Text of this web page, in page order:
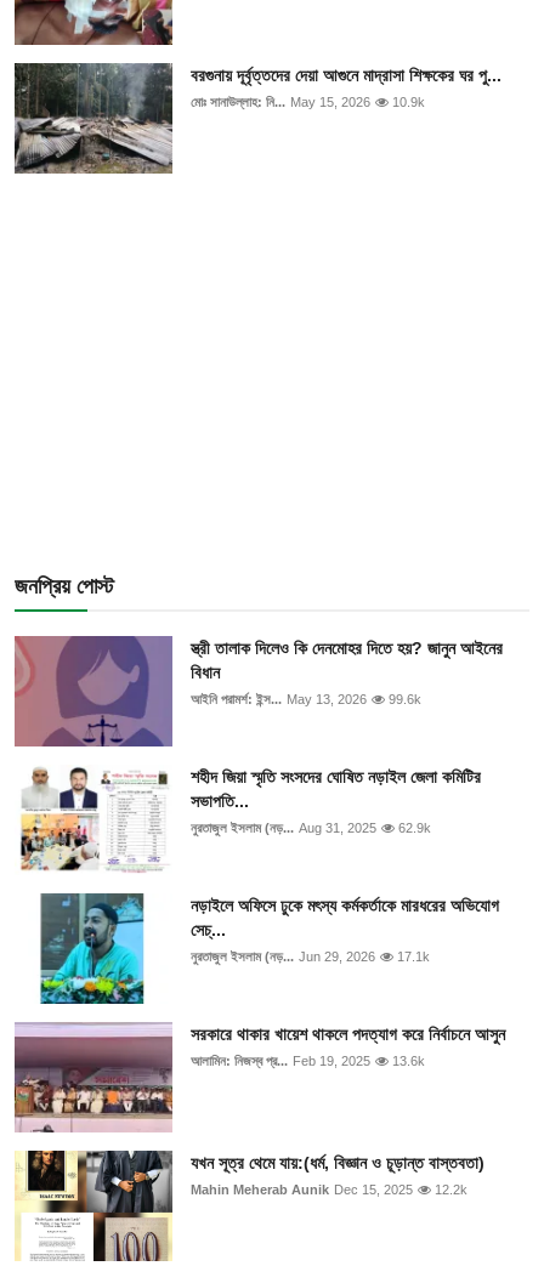
বরগুনায় দূর্বৃত্তদের দেয়া আগুনে মাদ্রাসা শিক্ষকের ঘর পু...
মোঃ সানাউল্লাহ: নি... May 15, 2026 10.9k
জনপ্রিয় পোস্ট
স্ত্রী তালাক দিলেও কি দেনমোহর দিতে হয়? জানুন আইনের
বিধান
আইনি পরামর্শ: ইন্স... May 13, 2026 99.6k
শহীদ জিয়া স্মৃতি সংসদের ঘোষিত নড়াইল জেলা কমিটির
সভাপতি...
নুরতাজুল ইসলাম (নড়... Aug 31, 2025 62.9k
নড়াইলে অফিসে ঢুকে মৎস্য কর্মকর্তাকে মারধরের অভিযোগ
সেচ্...
নুরতাজুল ইসলাম (নড়... Jun 29, 2026 17.1k
সরকারে থাকার খায়েশ থাকলে পদত্যাগ করে নির্বাচনে আসুন
আলামিন: নিজস্ব প্র... Feb 19, 2025 13.6k
যখন সূত্র থেমে যায়:(ধর্ম, বিজ্ঞান ও চূড়ান্ত বাস্তবতা)
Mahin Meherab Aunik Dec 15, 2025 12.2k